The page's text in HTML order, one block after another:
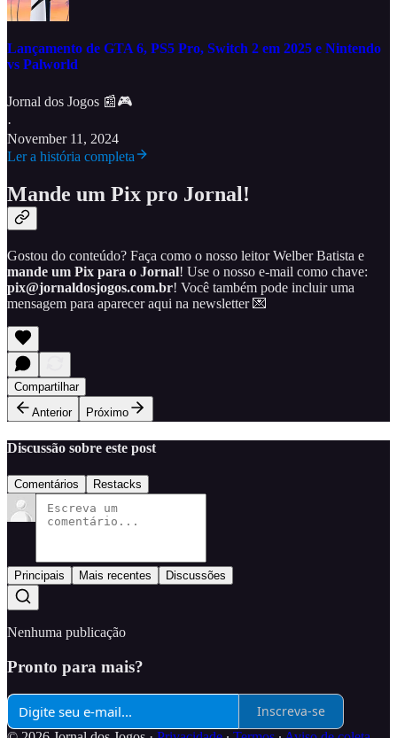
Lançamento de GTA 6, PS5 Pro, Switch 2 em 2025 e Nintendo
vs Palworld
Jornal dos Jogos 📰🎮
·
November 11, 2024
Ler a história completa
Mande um Pix pro Jornal!
Gostou do conteúdo? Faça como o nosso leitor Welber Batista e
mande um Pix para o Jornal! Use o nosso e-mail como chave:
pix@jornaldosjogos.com.br! Você também pode incluir uma
mensagem para aparecer aqui na newsletter 💌
Compartilhar
Anterior
Próximo
Discussão sobre este post
Comentários Restacks
Principais Mais recentes Discussões
Nenhuma publicação
Pronto para mais?
Inscreva-se